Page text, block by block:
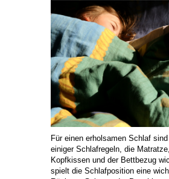
Für einen erholsamen Schlaf
einiger Schlafregeln, die
Kopfkissen und der Bettbezug
spielt die Schlafposition eine